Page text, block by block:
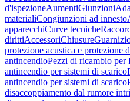
d'ispezioneAumentiGiunzioni
materialiCongiunzioni ad innesto
apparecchiCurve tecniche
dirittiAccessoriChiusure
protezione acustica e protezione
antincendioPezzi di ricambio per
antincendio per sistemi di scarico
antincendio per sistemi di scarico
disaccoppiamento dal rumore